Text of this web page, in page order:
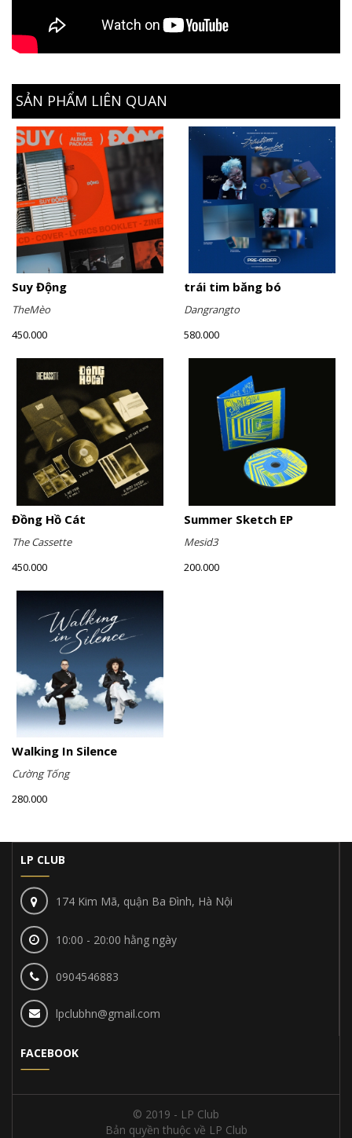
SẢN PHẨM LIÊN QUAN
Suy Động
TheMèo
450.000
trái tim băng bó
Dangrangto
580.000
Đồng Hồ Cát
The Cassette
450.000
Summer Sketch EP
Mesid3
200.000
Walking In Silence
Cường Tống
280.000
LP CLUB
174 Kim Mã, quận Ba Đình, Hà Nội
10:00 - 20:00 hằng ngày
0904546883
lpclubhn@gmail.com
FACEBOOK
© 2019 - LP Club
Bản quyền thuộc về LP Club